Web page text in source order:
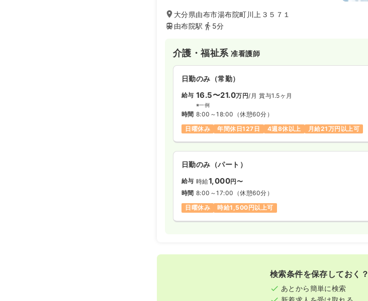
大分県由布市湯布院町川上３５７１
由布院駅
5分
介護・福祉系准看護師
日勤のみ（常勤）
給与 16.5〜21.0万円/月 賞与1.5ヶ月
※一例
時間 8:00～18:00 （休憩60分）
日曜休み
年間休日127日 4週8休以上 月給21万円以上可
日勤のみ（パート）
給与 時給1,000円〜
時間 8:00～17:00 （休憩60分）
日曜休み
時給1,500円以上可
検索条件を保存しておく？
あとから簡単に検索